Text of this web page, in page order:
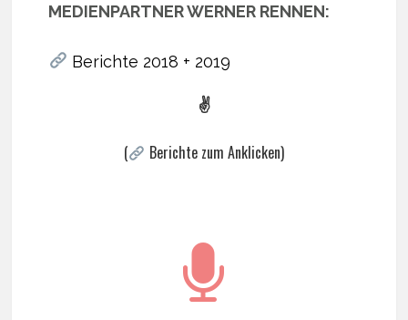
MEDIENPARTNER WERNER RENNEN:
Berichte 2018 + 2019
✌
( Berichte zum Anklicken)